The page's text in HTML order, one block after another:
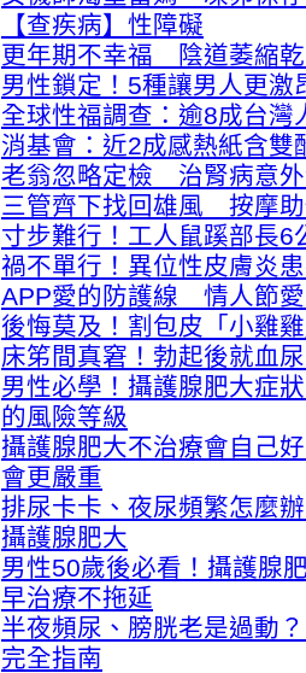
【查疾病】性障礙
更年期不幸福 陰道萎縮
男性鎖定！5種讓男人更激
全球性福調查：逾8成台灣
消基會：近2成感熱紙含雙
老翁忽略定檢 治腎病意
三管齊下找回雄風 按摩
寸步難行！工人鼠蹊部長6
禍不單行！異位性皮膚炎
APP愛的防護線 情人節
後悔莫及！割包皮「小雞
床笫間真窘！勃起後就血
男性必學！攝護腺肥大症
的風險等級
攝護腺肥大不治療會自己
會更嚴重
排尿卡卡、夜尿頻繁怎麼
攝護腺肥大
男性50歲後必看！攝護腺
早治療不拖延
半夜頻尿、膀胱老是過動
完全指南